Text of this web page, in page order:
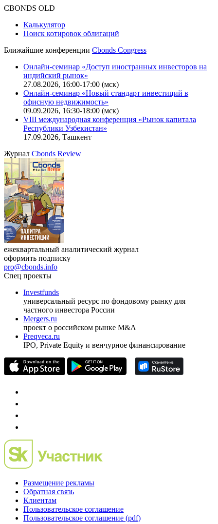
Оферта для юридических лиц
IT-аккредитация
Поиск котировок облигаций
Ближайшие конференцииCbonds Congress
Онлайн-семинар «Доступ иностранных инвесторов на
индийский рынок»
27.08.2026, 16:00-17:00 (мск)
Онлайн-семинар «Новый стандарт инвестиций в
офисную недвижимость»
VIII международная конференция «Рынок капитала
Республики Узбекистан»
17.09.2026, Ташкент
ЖурналCbonds Review
ежеквартальный аналитический журнал
оформить подписку
pro@cbonds.info
Спец проекты
Investfunds
универсальный ресурс по фондовому рынку для
частного инвестора России
проект о российском рынке M&A
Preqveca.ru
Размещение рекламы